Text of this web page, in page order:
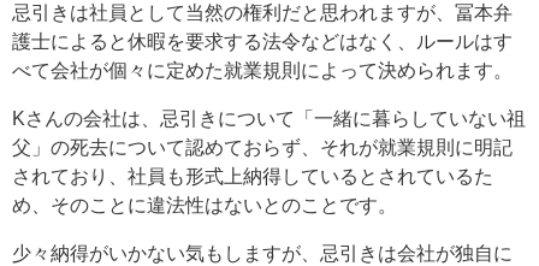
忌引きは社員として当然の権利だと思われますが、冨本弁
護士によると休暇を要求する法令などはなく、ルールはす
べて会社が個々に定めた就業規則によって決められます。
Kさんの会社は、忌引きについて「一緒に暮らしていない祖
父」の死去について認めておらず、それが就業規則に明記
されており、社員も形式上納得しているとされているた
め、そのことに違法性はないとのことです。
少々納得がいかない気もしますが、忌引きは会社が独自に